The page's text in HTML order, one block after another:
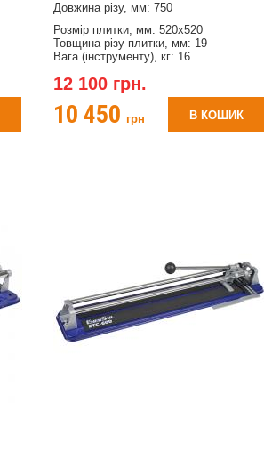
Довжина різу, мм: 750
Розмір плитки, мм: 520х520
Товщина різу плитки, мм: 19
Вага (інструменту), кг: 16
12 100 грн.
10 450 грн В КОШИК